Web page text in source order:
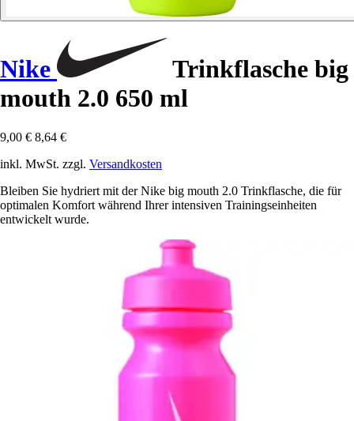
Nike
Trinkflasche big
mouth 2.0 650 ml
9,00 € 8,64 €
inkl. MwSt. zzgl. Versandkosten
Bleiben Sie hydriert mit der Nike big mouth 2.0 Trinkflasche, die für
optimalen Komfort während Ihrer intensiven Trainingseinheiten
entwickelt wurde.